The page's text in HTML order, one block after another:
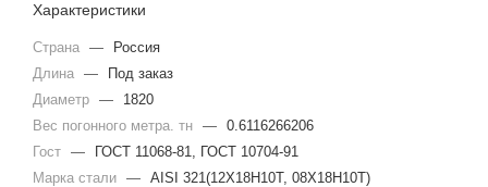
Характеристики
Страна —
Россия
Длина —
Под заказ
Диаметр —
1820
Вес погонного метра. тн — 0.6116266206
Гост —
ГОСТ 11068-81, ГОСТ 10704-91
Марка стали — AISI 321(12Х18Н10Т, 08Х18Н10Т)